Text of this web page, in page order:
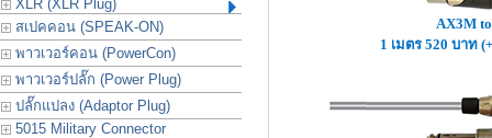
XLR (XLR Plug)
สเปคคอน (SPEAK-ON)
พาวเวอร์คอน (PowerCon)
พาวเวอร์ปลั๊ก (Power Plug)
ปลั๊กแปลง (Adaptor Plug)
5015 Military Connector
AX3M
1 เมตร 520 บาท